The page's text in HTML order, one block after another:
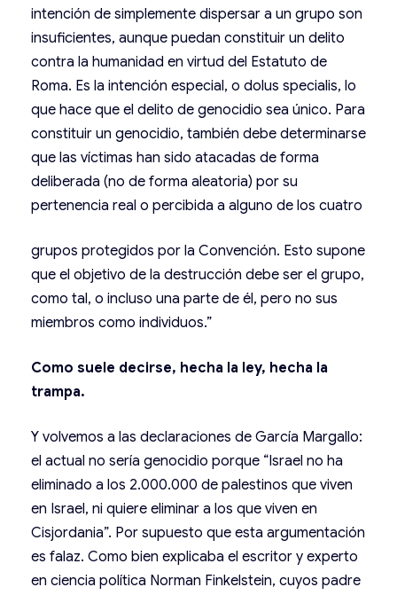
intención de simplemente dispersar a un grupo son
insuficientes, aunque puedan constituir un delito
contra la humanidad en virtud del Estatuto de
Roma. Es la intención especial, o dolus specialis, lo
que hace que el delito de genocidio sea único. Para
constituir un genocidio, también debe determinarse
que las víctimas han sido atacadas de forma
deliberada (no de forma aleatoria) por su
pertenencia real o percibida a alguno de los cuatro
grupos protegidos por la Convención. Esto supone
que el objetivo de la destrucción debe ser el grupo,
como tal, o incluso una parte de él, pero no sus
miembros como individuos.”
Como suele decirse, hecha la ley, hecha la
trampa.
Y volvemos a las declaraciones de García Margallo:
el actual no sería genocidio porque “Israel no ha
eliminado a los 2.000.000 de palestinos que viven
en Israel, ni quiere eliminar a los que viven en
Cisjordania”. Por supuesto que esta argumentación
es falaz. Como bien explicaba el escritor y experto
en ciencia política Norman Finkelstein, cuyos padre